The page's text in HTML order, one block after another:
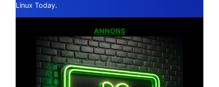
Linux Today.
ANNONS